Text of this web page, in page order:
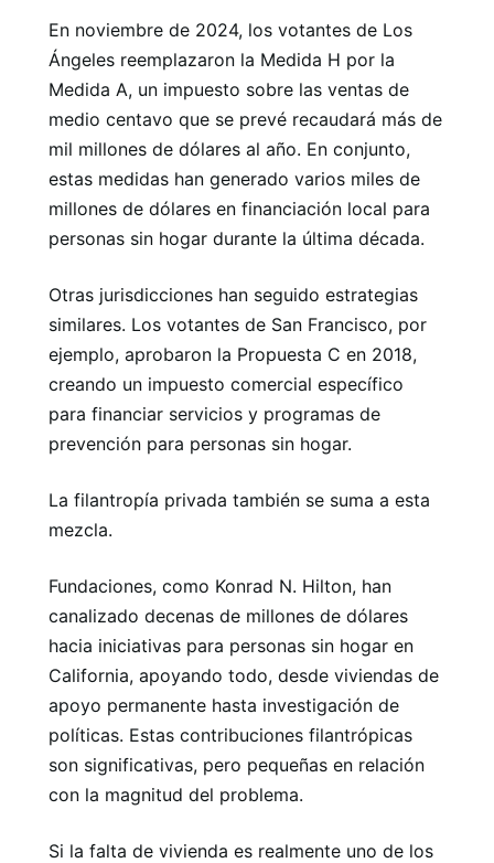
En noviembre de 2024, los votantes de Los
Ángeles reemplazaron la Medida H por la
Medida A, un impuesto sobre las ventas de
medio centavo que se prevé recaudará más de
mil millones de dólares al año. En conjunto,
estas medidas han generado varios miles de
millones de dólares en financiación local para
personas sin hogar durante la última década.
Otras jurisdicciones han seguido estrategias
similares. Los votantes de San Francisco, por
ejemplo, aprobaron la Propuesta C en 2018,
creando un impuesto comercial específico
para financiar servicios y programas de
prevención para personas sin hogar.
La filantropía privada también se suma a esta
mezcla.
Fundaciones, como Konrad N. Hilton, han
canalizado decenas de millones de dólares
hacia iniciativas para personas sin hogar en
California, apoyando todo, desde viviendas de
apoyo permanente hasta investigación de
políticas. Estas contribuciones filantrópicas
son significativas, pero pequeñas en relación
con la magnitud del problema.
Si la falta de vivienda es realmente uno de los